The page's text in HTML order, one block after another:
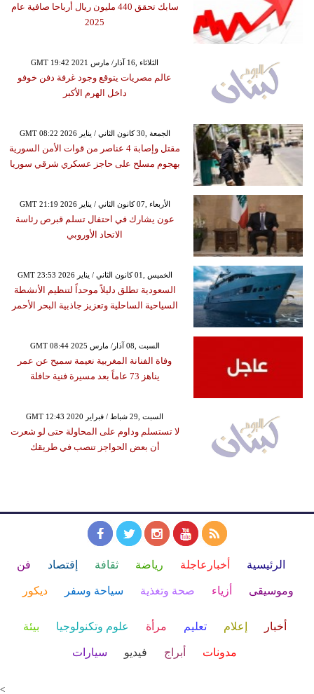
سابك تحقق 440 مليون ريال أرباحا صافية عام
2025
GMT 19:42 2021 الثلاثاء ,16 آذار/ مارس
عالم مصريات يتوقع وجود غرفة دفن خوفو
داخل الهرم الأكبر
GMT 08:22 2026 الجمعة ,30 كانون الثاني / يناير
مقتل وإصابة 4 عناصر من قوات الأمن السورية
بهجوم مسلح على حاجز عسكري شرقي سوريا
GMT 21:19 2026 الأربعاء ,07 كانون الثاني / يناير
عون يشارك في احتفال تسلم قبرص رئاسة
الاتحاد الأوروبي
GMT 23:53 2026 الخميس ,01 كانون الثاني / يناير
السعودية تطلق دليلاً موحداً لتنظيم الأنشطة
السياحية الساحلية وتعزيز جاذبية البحر الأحمر
GMT 08:44 2025 السبت ,08 آذار/ مارس
وفاة الفنانة المغربية نعيمة سميح عن عمر
يناهز 73 عاماً بعد مسيرة فنية حافلة
GMT 12:43 2020 السبت ,29 شباط / فبراير
لا تستسلم وداوم على المحاولة حتى لو شعرت
أن بعض الحواجز تنصب في طريقك
الرئيسية أخبارعاجلة رياضة ثقافة إقتصاد فن
وموسيقى أزياء صحة وتغذية سياحة وسفر ديكور
أخبار إعلام تعليم مرأة علوم وتكنولوجيا بيئة
مدونات أبراج فيديو سيارات
<